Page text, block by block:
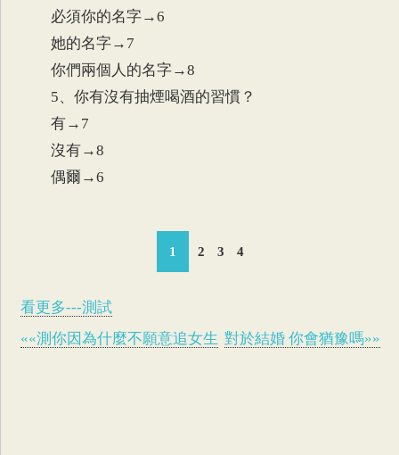
必須你的名字→6
她的名字→7
你們兩個人的名字→8
5、你有沒有抽煙喝酒的習慣？
有→7
沒有→8
偶爾→6
1 2 3 4
看更多---測試
««測你因為什麼不願意追女生 對於結婚 你會猶豫嗎»»